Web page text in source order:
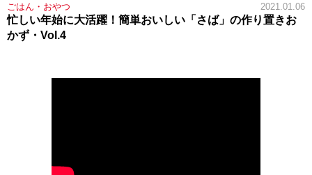
ごはん・おやつ 2021.01.06
忙しい年始に大活躍！簡単おいしい「さば」の作り置きお
かず・Vol.4